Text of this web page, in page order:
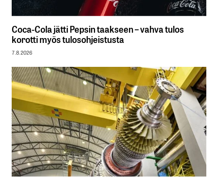
Coca-Cola jätti Pepsin taakseen – vahva tulos
korotti myös tulosohjeistusta
7.8.2026